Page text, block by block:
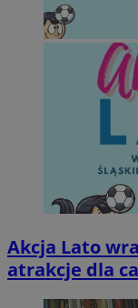
Akcja Lato
atrakcje dla